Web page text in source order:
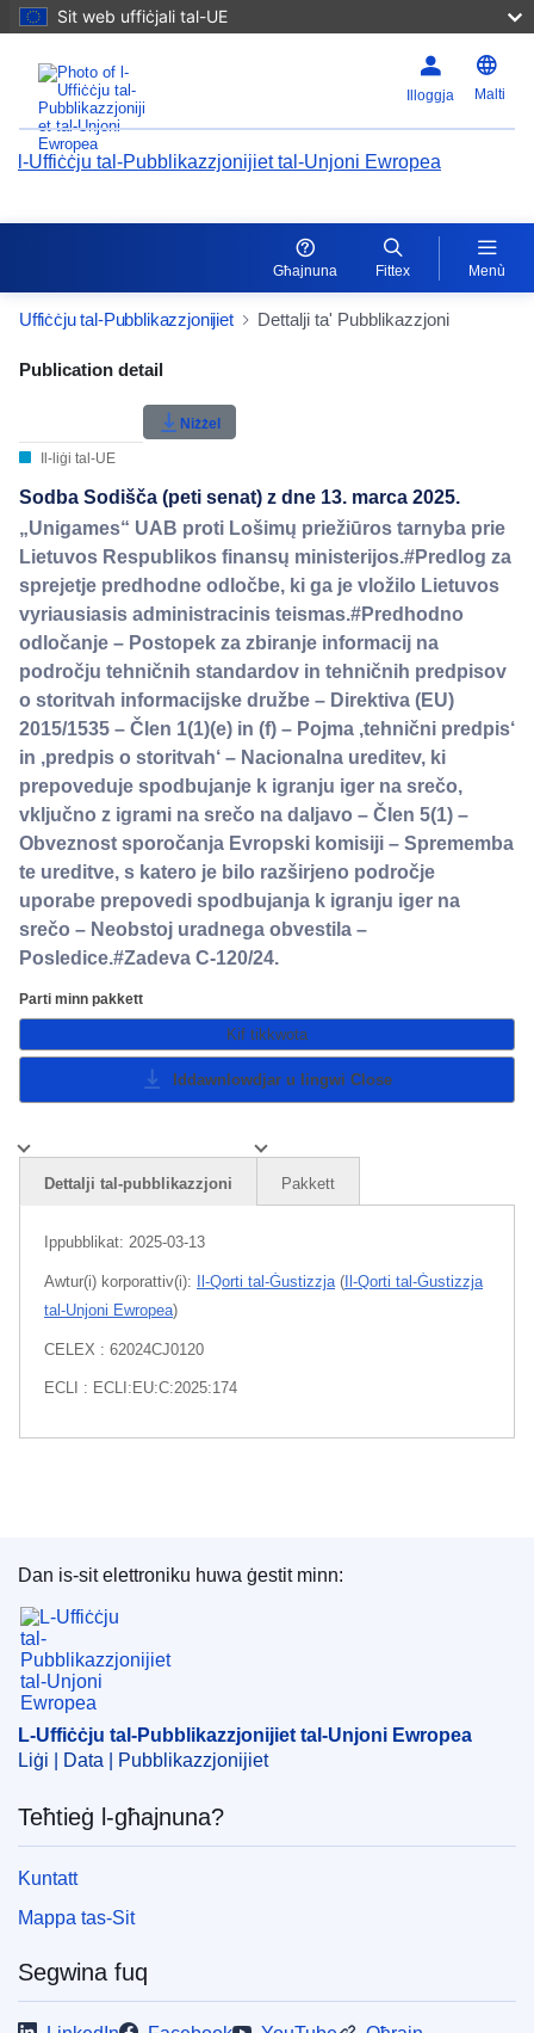
Sit web uffiċjali tal-UE
Illoggja Malti
l-Uffiċċju tal-Pubblikazzjonijiet tal-Unjoni Ewropea
Għajnuna Fittex Menù
Uffiċċju tal-Pubblikazzjonijiet Dettalji ta' Pubblikazzjoni
Publication Detail Actions Portlet
Klassifikazzjoni tal-utent
Publication detail
Il-liġi tal-UE
Niżżel
Sodba Sodišča (peti senat) z dne 13. marca 2025.
„Unigames“ UAB proti Lošimų priežiūros tarnyba prie
Lietuvos Respublikos finansų ministerijos.#Predlog za
sprejetje predhodne odločbe, ki ga je vložilo Lietuvos
vyriausiasis administracinis teismas.#Predhodno
odločanje – Postopek za zbiranje informacij na
področju tehničnih standardov in tehničnih predpisov
o storitvah informacijske družbe – Direktiva (EU)
2015/1535 – Člen 1(1)(e) in (f) – Pojma ,tehnični predpis‘
in ,predpis o storitvah‘ – Nacionalna ureditev, ki
prepoveduje spodbujanje k igranju iger na srečo,
vključno z igrami na srečo na daljavo – Člen 5(1) –
Obveznost sporočanja Evropski komisiji – Sprememba
te ureditve, s katero je bilo razširjeno področje
uporabe prepovedi spodbujanja k igranju iger na
srečo – Neobstoj uradnega obvestila –
Posledice.#Zadeva C-120/24.
Parti minn pakkett
Kif tikkwota
Iddawnlowdjar u lingwi Close
Dettalji tal-pubblikazzjoni Pakkett
Ippubblikat: 2025-03-13
Awtur(i) korporattiv(i): Il-Qorti tal-Ġustizzja( Il-Qorti tal-Ġustizzja
tal-Unjoni Ewropea)
CELEX : 62024CJ0120
ECLI : ECLI:EU:C:2025:174
L-Uffiċċju tal-Pubblikazzjonijiet tal-Unjoni
Dan is-sit elettroniku huwa ġestit minn:
L-Uffiċċju tal-Pubblikazzjonijiet tal-Unjoni Ewropea
Liġi | Data | Pubblikazzjonijiet
Teħtieġ l-għajnuna?
Kuntatt
Mappa tas-Sit
Segwina fuq